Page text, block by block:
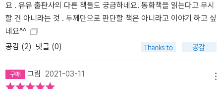
요 . 유유 출판사의 다른 책들도 궁금하네요. 동화책을 읽는다고 무시
할 건 아니라는 것 . 두께만으로 판단할 책은 아니라고 이야기 하고 싶
네요^^
공감 (2) 댓글 (0)
그림 2021-03-11